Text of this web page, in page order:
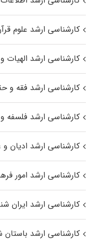
کارشناسی ارشد علوم
کارشناسی ارشد
کارشناسی ارشد فقه و
کارشناسی ارشد فلسفه
کارشناسی ارشد ادیان
کارشناسی ارشد امور
کارشناسی ارشد ایران
کارشناسی ارشد